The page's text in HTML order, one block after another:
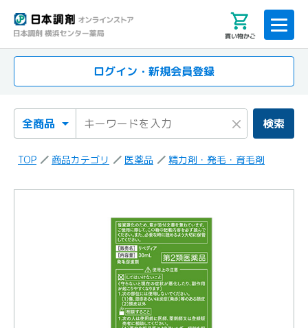
買い物かご
ログイン・新規会員登録
検索カテゴリ
検索キーワード × 検索
TOP 商品カテゴリ 医薬品 精力剤・発毛・育毛剤